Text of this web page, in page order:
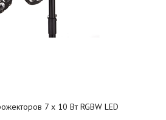
7 x 10 Вт RGBW LED